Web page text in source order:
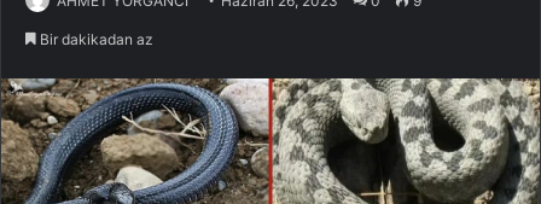
Bir dakikadan az